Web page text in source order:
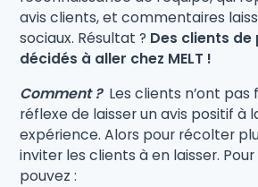
avis clients, et commentaires
sociaux. Résultat ? Des clients de
décidés à aller chez MELT !
Comment ?Les clients n’ont
réflexe de laisser un avis positif à
expérience. Alors pour récolter
inviter les clients à en laisser.
pouvez :